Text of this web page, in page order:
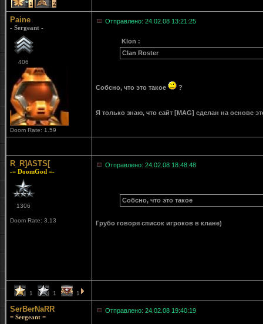
1 2
Paine
- Sergeant -
406
Doom Rate: 1.59
Отправлено: 24.02.08 13:21:25
Klon :
Clan Roster
Собсно, что это такое ?
Я только знаю, что сайт [MAG] сделан на основе
R_R]ASTS[
-= DoomGod =-
1306
Doom Rate: 3.13
Отправлено: 24.02.08 18:48:48
Собсно, что это такое
Грубо говоря список игроков в клане)
1 1 1
SerBerNaRR
= Sergeant =
Отправлено: 24.02.08 19:40:19